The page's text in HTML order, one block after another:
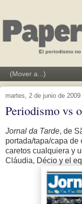
martes, 2 de junio de 2009
Periodismo vs
Jornal da Tarde, de
portada/tapa/capa
caretos cualquiera y
Cláudia, Décio y el